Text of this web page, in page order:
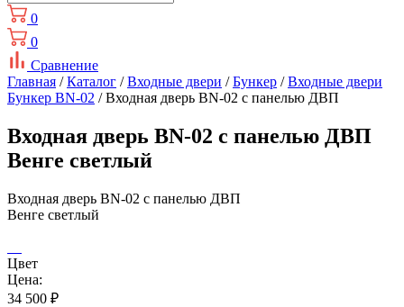
0
0
Сравнение
Главная /Каталог /Входные двери /Бункер /Входные двери
Бункер BN-02 / Входная дверь BN-02 с панелью ДВП
Входная дверь BN-02 с панелью ДВП
Венге светлый
Входная дверь BN-02 с панелью ДВП
Венге светлый
Цвет
Цена:
34 500 ₽